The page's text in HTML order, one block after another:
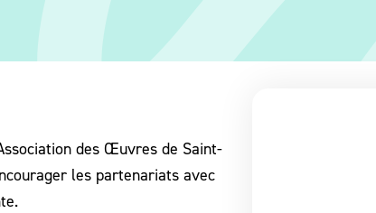
des Œuvres de Saint-
les partenariats avec